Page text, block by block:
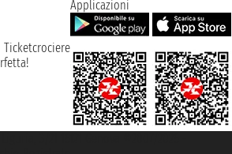
Ticketcrociere
Applicazioni